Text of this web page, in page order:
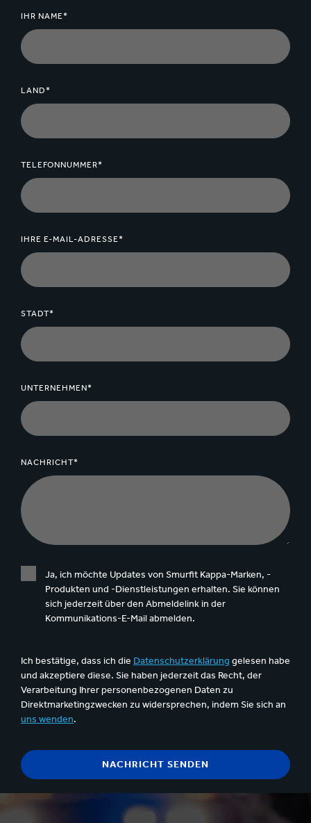
IHR NAME*
LAND*
TELEFONNUMMER*
IHRE E-MAIL-ADRESSE*
STADT*
UNTERNEHMEN*
NACHRICHT*
Ja, ich möchte Updates von Smurfit Kappa-Marken, -
Produkten und -Dienstleistungen erhalten. Sie können
sich jederzeit über den Abmeldelink in der
Kommunikations-E-Mail abmelden.
Ich bestätige, dass ich die Datenschutzerklärung gelesen habe
und akzeptiere diese. Sie haben jederzeit das Recht, der
Verarbeitung Ihrer personenbezogenen Daten zu
Direktmarketingzwecken zu widersprechen, indem Sie sich an
uns wenden.